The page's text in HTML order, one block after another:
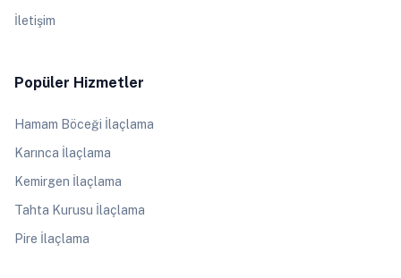
İletişim
Popüler Hizmetler
Hamam Böceği İlaçlama
Karınca İlaçlama
Kemirgen İlaçlama
Tahta Kurusu İlaçlama
Pire İlaçlama